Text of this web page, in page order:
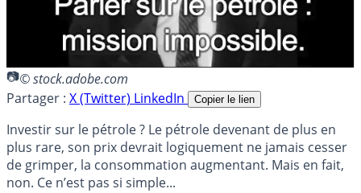
© stock.adobe.com
Partager : X (Twitter) LinkedIn Copier le lien
Investir sur le pétrole ? Le pétrole devenant de plus en
plus rare, son prix devrait logiquement ne jamais cesser
de grimper, la consommation augmentant. Mais en fait,
non. Ce n’est pas si simple...